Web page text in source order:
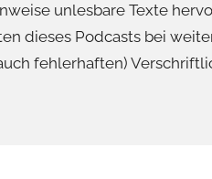
unlesbare Texte
dieses Podcasts bei
fehlerhaften)